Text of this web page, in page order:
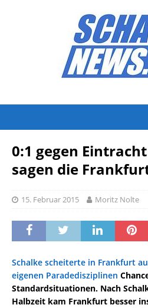
0:1 gegen
sagen die
15. Februar 2015 Moritz Nolte
Schalke scheiterte in Frankfurt
eigenen Paradedisziplinen
Standardsituationen. Nach
Halbzeit kam Frankfurt besser